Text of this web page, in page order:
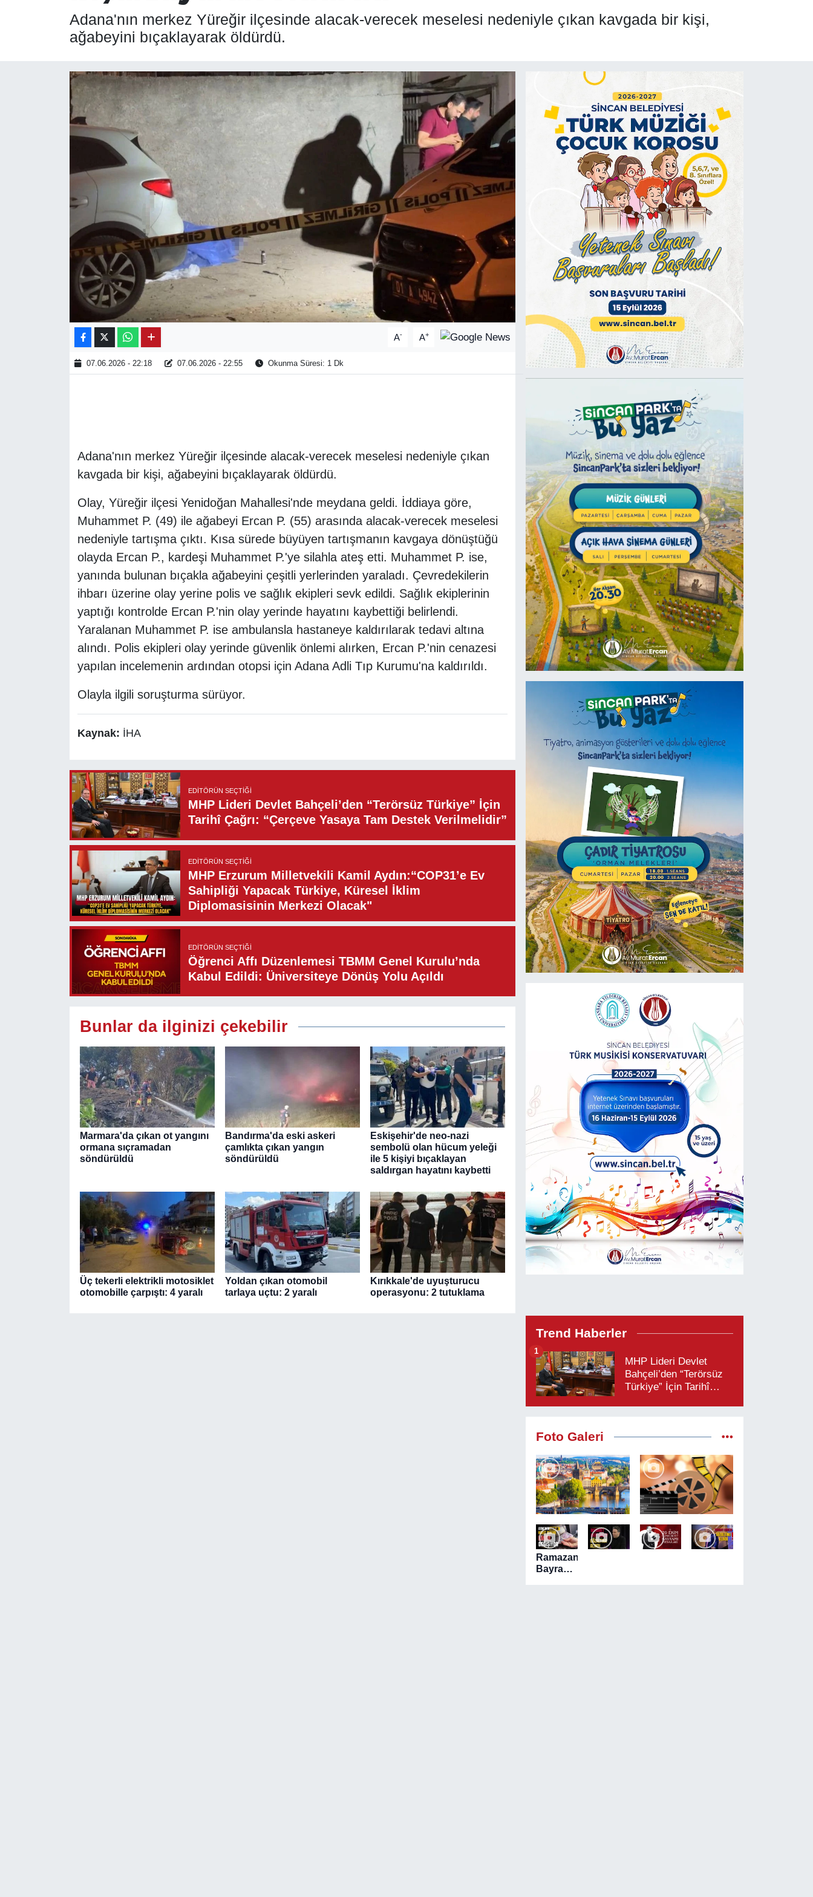
Adana'nın merkez Yüreğir ilçesinde alacak-verecek meselesi nedeniyle çıkan kavgada bir kişi,
ağabeyini bıçaklayarak öldürdü.
A- A+
07.06.2026 - 22:18 07.06.2026 - 22:55 Okunma Süresi: 1 Dk
Adana'nın merkez Yüreğir ilçesinde alacak-verecek meselesi nedeniyle çıkan
kavgada bir kişi, ağabeyini bıçaklayarak öldürdü.
Olay, Yüreğir ilçesi Yenidoğan Mahallesi'nde meydana geldi. İddiaya göre,
Muhammet P. (49) ile ağabeyi Ercan P. (55) arasında alacak-verecek meselesi
nedeniyle tartışma çıktı. Kısa sürede büyüyen tartışmanın kavgaya dönüştüğü
olayda Ercan P., kardeşi Muhammet P.'ye silahla ateş etti. Muhammet P. ise,
yanında bulunan bıçakla ağabeyini çeşitli yerlerinden yaraladı. Çevredekilerin
ihbarı üzerine olay yerine polis ve sağlık ekipleri sevk edildi. Sağlık ekiplerinin
yaptığı kontrolde Ercan P.'nin olay yerinde hayatını kaybettiği belirlendi.
Yaralanan Muhammet P. ise ambulansla hastaneye kaldırılarak tedavi altına
alındı. Polis ekipleri olay yerinde güvenlik önlemi alırken, Ercan P.'nin cenazesi
yapılan incelemenin ardından otopsi için Adana Adli Tıp Kurumu'na kaldırıldı.
Olayla ilgili soruşturma sürüyor.
Kaynak: İHA
EDITÖRÜN SEÇTIĞI
MHP Lideri Devlet Bahçeli’den “Terörsüz Türkiye” İçin
Tarihî Çağrı: “Çerçeve Yasaya Tam Destek Verilmelidir”
EDITÖRÜN SEÇTIĞI
MHP Erzurum Milletvekili Kamil Aydın:“COP31’e Ev
Sahipliği Yapacak Türkiye, Küresel İklim
Diplomasisinin Merkezi Olacak"
EDITÖRÜN SEÇTIĞI
Öğrenci Affı Düzenlemesi TBMM Genel Kurulu’nda
Kabul Edildi: Üniversiteye Dönüş Yolu Açıldı
Bunlar da ilginizi çekebilir
Marmara'da çıkan ot yangını
ormana sıçramadan
söndürüldü
Bandırma'da eski askeri
çamlıkta çıkan yangın
söndürüldü
Eskişehir'de neo-nazi
sembolü olan hücum yeleği
ile 5 kişiyi bıçaklayan
saldırgan hayatını kaybetti
Üç tekerli elektrikli motosiklet
otomobille çarpıştı: 4 yaralı
Yoldan çıkan otomobil
tarlaya uçtu: 2 yaralı
Kırıkkale'de uyuşturucu
operasyonu: 2 tutuklama
Trend Haberler
MHP Lideri Devlet
Bahçeli’den “Terörsüz
Türkiye” İçin Tarihî
1
Foto Galeri
Ramazan
Bayramı
YAŞAM
BİLİM - TEKNOLOJİ
KÜLTÜR SANAT
MAGAZİN